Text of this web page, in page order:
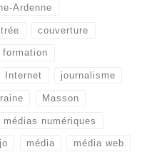
Ardenne
couverture
formation
Internet journalisme
Masson
numériques
média média web